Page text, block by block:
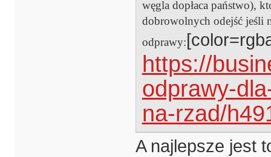
węgla dopłaca państwo),
dobrowolnych odejść jeśli
odprawy:
https://
odprawy-
na-rzad/
A najlepsze jest